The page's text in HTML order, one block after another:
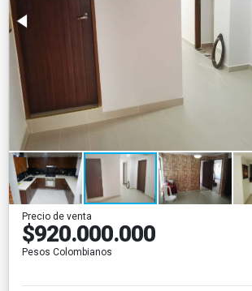
Precio de venta
$920.000.000
Pesos Colombianos